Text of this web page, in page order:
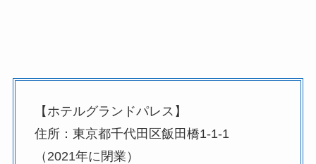
【ホテルグランドパレス】
住所：東京都千代田区飯田橋1‐1‐1
（2021年に閉業）